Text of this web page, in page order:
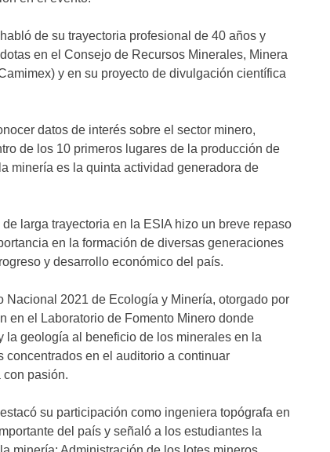
de su trayectoria profesional de 40 años y
en el Consejo de Recursos Minerales, Minera
y en su proyecto de divulgación científica
datos de interés sobre el sector minero,
de los 10 primeros lugares de la producción de
minería es la quinta actividad generadora de
larga trayectoria en la ESIA hizo un breve repaso
en la formación de diversas generaciones
y desarrollo económico del país.
Nacional 2021 de Ecología y Minería, otorgado por
en el Laboratorio de Fomento Minero donde
la geología al beneficio de los minerales en la
concentrados en el auditorio a continuar
con pasión.
su participación como ingeniera topógrafa en
del país y señaló a los estudiantes la